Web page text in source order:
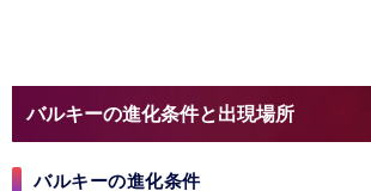
バルキーの進化条件と出現場所
バルキーの進化条件